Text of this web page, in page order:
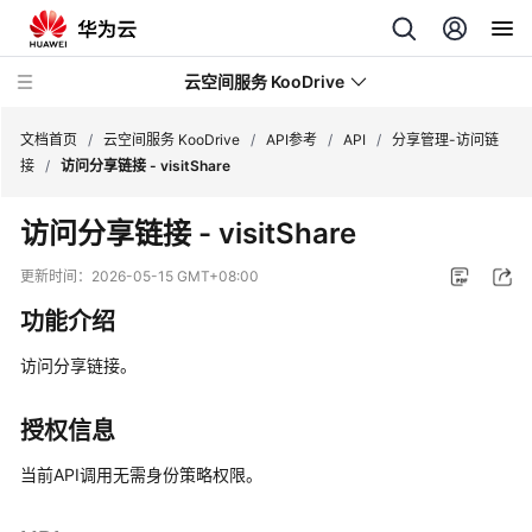
云空间服务 KooDrive
最
新
动
品
绍
计
文档首页 / 云空间服务 KooDrive / API参考 / API / 分享管理-访问链
接 / 访问分享链接 - visitShare
访问分享链接 - visitShare
更新时间： 2026-05-15 GMT+08:00
功能介绍
访问分享链接。
授权信息
当前API调用无需身份策略权限。